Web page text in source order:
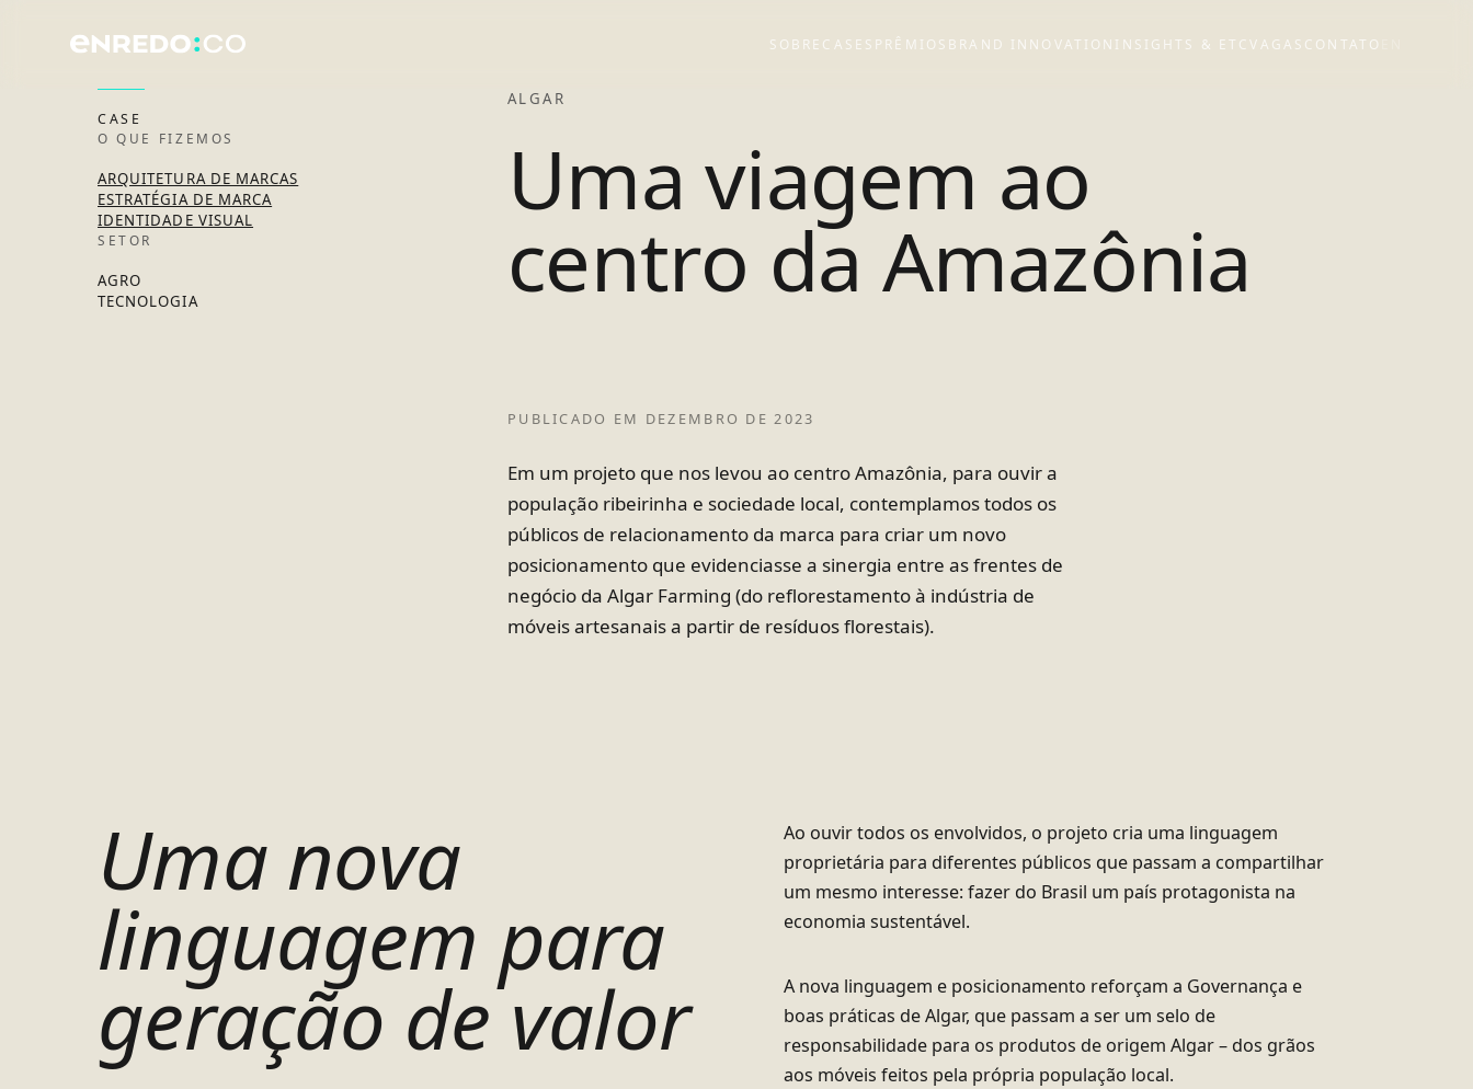
SOBRE CASES PRÊMIOS BRAND INNOVATION INSIGHTS & ETCVAGAS CONTATO
CASE
O QUE FIZEMOS
ARQUITETURA DE MARCAS
ESTRATÉGIA DE MARCA
IDENTIDADE VISUAL
SETOR
AGRO
TECNOLOGIA
ALGAR
Uma viagem ao
centro da Amazônia
PUBLICADO EM DEZEMBRO DE 2023
Em um projeto que nos levou ao centro Amazônia, para ouvir a
população ribeirinha e sociedade local, contemplamos todos os
públicos de relacionamento da marca para criar um novo
posicionamento que evidenciasse a sinergia entre as frentes de
negócio da Algar Farming (do reflorestamento à indústria de
móveis artesanais a partir de resíduos florestais).
Uma nova
linguagem para
geração de valor
Ao ouvir todos os envolvidos, o projeto cria uma linguagem
proprietária para diferentes públicos que passam a compartilhar
um mesmo interesse: fazer do Brasil um país protagonista na
economia sustentável.
A nova linguagem e posicionamento reforçam a Governança e
boas práticas de Algar, que passam a ser um selo de
responsabilidade para os produtos de origem Algar – dos grãos
aos móveis feitos pela própria população local.